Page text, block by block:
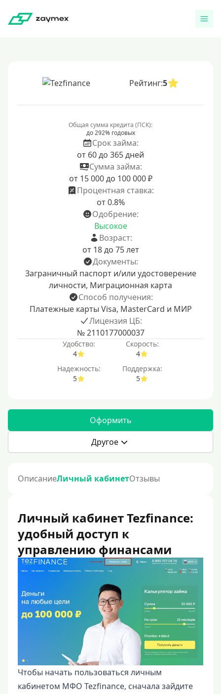
Рейтинг:5
Общая сумма кредита (ПСК):
до 292% годовых
Срок займа:
от 60 до 365 дней
Сумма займа:
от 15 000 до 100 000 ₽
Процентная ставка:
от 0.8%
Одобрение:
Высокое
Возраст:
от 18 до 75 лет
Документы:
Заграничный паспорт и/или удостоверение
личности, Миграционная карта
Способ получения:
Платежные карты Visa, MasterCard и МИР
Лицензия ЦБ:
№ 2110177000037
Удобство:
4
Скорость:
4
Надежность:
5
Поддержка:
5
Оформить
Другое
ОписаниеЛичный кабинетОтзывы
Личный кабинет Tezfinance:
удобный доступ к
управлению финансами
Чтобы начать пользоваться личным
кабинетом МФО Tezfinance, сначала зайдите